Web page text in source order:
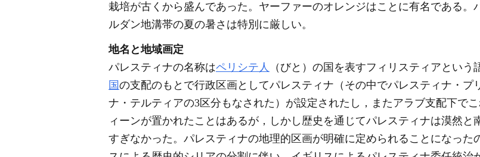
栽培が古くから盛んであった。ヤーファーのオレンジはことに有名である。
ルダン地溝帯の夏の暑さは特別に厳しい。
地名と地域画定
パレスティナの名称はペリシテ人 （びと）の国を表すフィリスティアとい
国の支配のもとで行政区画としてパレスティナ（その中でパレスティナ・プ
ナ・テルティアの3区分もなされた）が設定されたし，またアラブ支配下で
ィーンが置かれたことはあるが，しかし歴史を通じてパレスティナは漠然
すぎなかった。パレスティナの地理的区画が明確に定められることになった